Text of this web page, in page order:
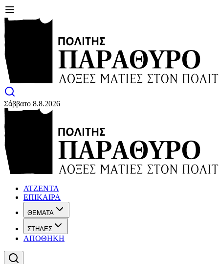
Σάββατο 8.8.2026
ΑΤΖΕΝΤΑ
ΕΠΙΚΑΙΡΑ
ΘΕΜΑΤΑ
ΣΤΗΛΕΣ
ΑΠΟΘΗΚΗ